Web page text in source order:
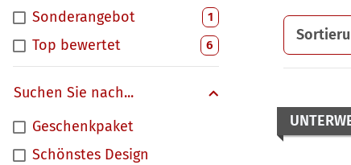
Sonderangebot
1Artikel gefunden
Top bewertet 6Artikel gefunden
Suchen Sie nach...
Geschenkpaket
Schönstes Design